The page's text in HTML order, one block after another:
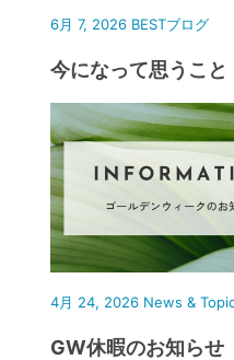
6月 7, 2026 BESTブログ
今になって思うこと
4月 24, 2026 News &
GW休暇のお知らせ